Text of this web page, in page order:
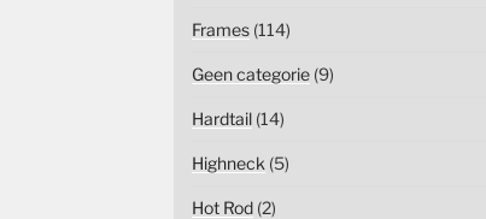
Frames(114)
Geen categorie(9)
Hardtail(14)
Highneck (5)
Hot Rod(2)